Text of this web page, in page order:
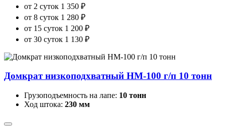
от 2 суток 1 350 ₽
от 8 суток 1 280 ₽
от 15 суток 1 200 ₽
от 30 суток 1 130 ₽
Домкрат низкоподхватный HM-100 г/п 10 тонн
Грузоподъемность на лапе: 10 тонн
Ход штока: 230 мм